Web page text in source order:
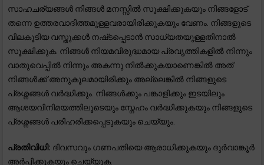
സാഹചര്യങ്ങൾ നിങ്ങൾ മനസ്സിൽ സൂക്ഷിക്കുകയും നിങ്ങളോട്
തന്നെ ഉത്തരവാദിത്തമുള്ളവരായിരിക്കുകയും വേണം. നിങ്ങളുടെ
വിലകൂടിയ വസ്തുക്കൾ നഷ്‌ടപ്പെടാൻ സാധ്യതയുള്ളതിനാൽ
സൂക്ഷിക്കുക. നിങ്ങൾ നിയമവിരുദ്ധമായ പ്രവൃത്തികളിൽ നിന്നും
വാതുവെപ്പിൽ നിന്നും അകന്നു നിൽക്കുകയാണെങ്കിൽ അത്
നിങ്ങൾക്ക് അനുകൂലമായിരിക്കും അല്ലെങ്കിൽ നിങ്ങളുടെ
പ്രശ്നങ്ങൾ വർദ്ധിക്കും. നിങ്ങൾക്കും പങ്കാളിക്കും ഇടയിലും
ആശയവിനിമയത്തിലൂടെയും സ്നേഹം വർദ്ധിക്കുകയും നിങ്ങളുടെ
പ്രശ്നങ്ങൾ പരിഹരിക്കപ്പെടുകയും ചെയ്യും.
പ്രതിവിധി: ദിവസവും ഗണപതിയെ ആരാധിക്കുകയും ദുർവാങ്കൂർ
അർപ്പിക്കുകയും ചെയ്യുക.